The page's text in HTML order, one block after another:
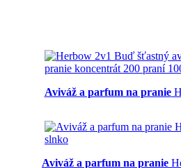
Aviváž a parfum na pranie
Aviváž a parfum na pranie